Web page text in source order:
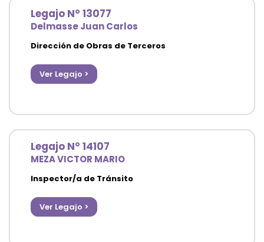
Legajo N° 13077
Delmasse Juan Carlos
Dirección de Obras de Terceros
Ver Legajo >
Legajo N° 14107
MEZA VICTOR MARIO
Inspector/a de Tránsito
Ver Legajo >